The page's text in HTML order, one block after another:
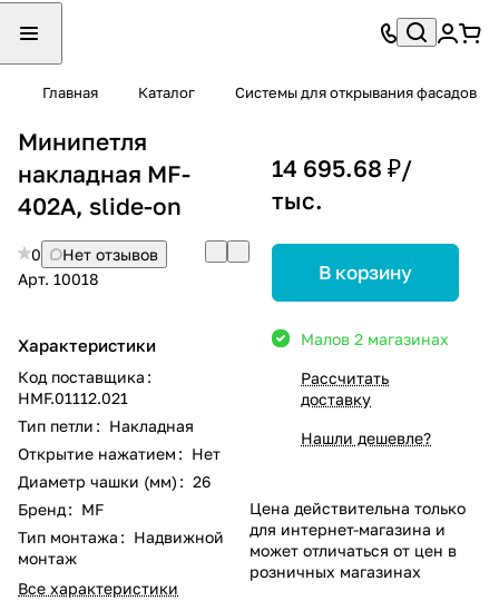
Главная Каталог Системы для открывания фасадов
Минипетля
накладная MF-
402A, slide-on
0
Нет отзывов
Арт. 10018
Характеристики
Код поставщика :
HMF.01112.021
Тип петли : Накладная
Открытие нажатием : Нет
Диаметр чашки (мм) : 26
Бренд: MF
Тип монтажа : Надвижной
монтаж
Все характеристики
14 695.68 ₽/
тыс.
В корзину
Малов 2 магазинах
Рассчитать
доставку
Нашли дешевле?
Цена действительна только
для интернет-магазина и
может отличаться от цен в
розничных магазинах